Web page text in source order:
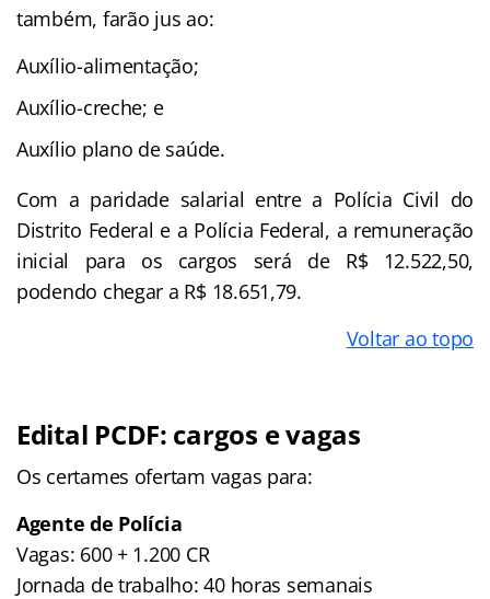
também, farão jus ao:
Auxílio-alimentação;
Auxílio-creche; e
Auxílio plano de saúde.
Com a paridade salarial entre a Polícia Civil do
Distrito Federal e a Polícia Federal, a remuneração
inicial para os cargos será de R$ 12.522,50,
podendo chegar a R$ 18.651,79.
Voltar ao topo
Edital PCDF: cargos e vagas
Os certames ofertam vagas para:
Agente de Polícia
Vagas: 600 + 1.200 CR
Jornada de trabalho: 40 horas semanais